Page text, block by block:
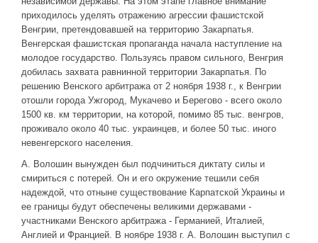
приходилось уделять отражению агрессии фашистской
Венгрии, претендовавшей на территорию Закарпатья.
Венгерская фашистская пропаганда начала наступление на
молодое государство. Пользуясь правом сильного, Венгрия
добилась захвата равнинной территории Закарпатья. По
решению Венского арбитража от 2 ноября 1938 г., к Венгрии
отошли города Ужгород, Мукачево и Берегово - всего около
1500 кв. км территории, на которой, помимо 85 тыс. венгров,
проживало около 40 тыс. украинцев, и более 50 тыс. иного
невенгерского населения.
А. Волошин вынужден был подчиниться диктату силы и
смириться с потерей. Он и его окружение тешили себя
надеждой, что отныне существование Карпатской Украины и
ее границы будут обеспечены великими державами -
участниками Венского арбитража - Германией, Италией,
Англией и Францией. В ноябре 1938 г. А. Волошин выступил с